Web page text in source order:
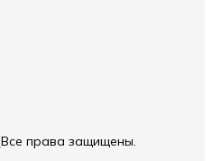
Все права защищены.